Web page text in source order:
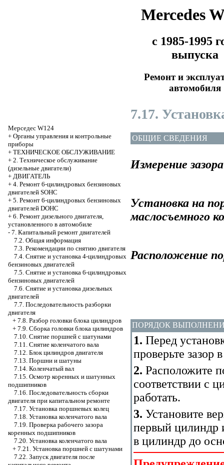
Mercedes
с 1985-1995
выпуска
Ремонт и
автомобиля
Мерседес W124
+ Органы управления и контрольные
приборы
+ ТЕХНИЧЕСКОЕ ОБСЛУЖИВАНИЕ
+ 2. Техническое обслуживание
(дизельные двигатели)
+ ДВИГАТЕЛЬ
+ 4. Ремонт 6-цилиндровых бензиновых
двигателей SOHC
+ 5. Ремонт 6-цилиндровых бензиновых
двигателей DOHC
+ 6. Ремонт дизельного двигателя,
установленного в автомобиле
- 7. Капитальный ремонт двигателей
7.2. Общая информация
7.3. Рекомендации по снятию двигателя
7.4. Снятие и установка 4-цилиндровых
бензиновых двигателей
7.5. Снятие и установка 6-цилиндровых
бензиновых двигателей
7.6. Снятие и установка дизельных
двигателей
7.7. Последовательность разборки
двигателя
+ 7.8. Разбор головки блока цилиндров
+ 7.9. Сборка головки блока цилиндров
7.10. Снятие поршней с шатунами
7.11. Снятие коленчатого вала
7.12. Блок цилиндров двигателя
7.13. Поршни и шатуны
7.14. Коленчатый вал
7.15. Осмотр коренных и шатунных
подшипников
7.16. Последовательность сборки
двигателя при капитальном ремонте
7.17. Установка поршневых колец
7.18. Установка коленчатого вала
7.19. Проверка рабочего зазора
коренных подшипников
7.20. Установка коленчатого вала
+ 7.21. Установка поршней с шатунами
7.22. Запуск двигателя после
7.17.
ОБЩИЕ СВЕДЕНИЯ
Измерение
Установка на
маслосъемного
Расположение
ПОРЯДОК
1. Перед
проверьте зазор
2. Расположите
соответствии с
работать.
3. Установите
первый цилиндр
в цилиндр до